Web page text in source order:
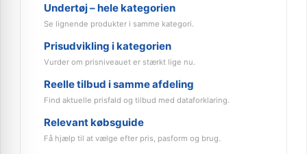
Undertøj – hele kategorien
Se lignende produkter i samme kategori.
Prisudvikling i kategorien
Vurder om prisniveauet er stærkt lige nu.
Reelle tilbud i samme afdeling
Find aktuelle prisfald og tilbud med dataforklaring.
Relevant købsguide
Få hjælp til at vælge efter pris, pasform og brug.